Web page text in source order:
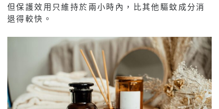
但保護效用只維持於兩小時內，比其他驅蚊成分消
退得較快。